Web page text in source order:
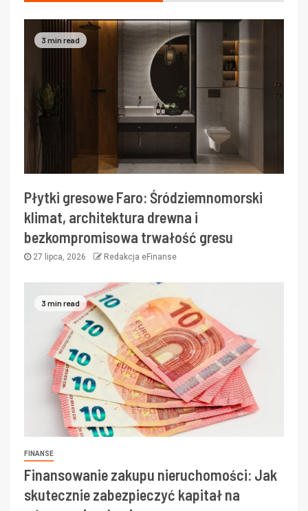
3 min read
Płytki gresowe Faro: Śródziemnomorski
klimat, architektura drewna i
bezkompromisowa trwałość gresu
27 lipca, 2026 Redakcja eFinanse
3 min read
FINANSE
Finansowanie zakupu nieruchomości: Jak
skutecznie zabezpieczyć kapitał na